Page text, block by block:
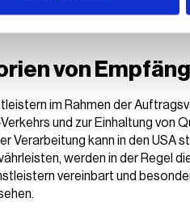
und Dienstleistungen und dem
von
im Rahmen der
und zur Einhaltung von
Verarbeitung kann in den USA
werden in der Regel
vereinbart und